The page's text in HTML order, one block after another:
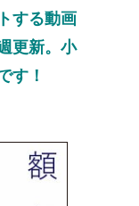
する動画
更新。小
す！